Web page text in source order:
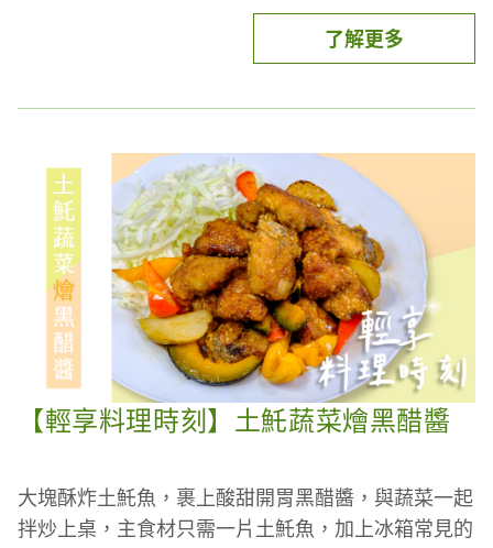
【雲嶺鮮雞】優質土雞肉🐔
產銷履歷、CAS、HACCP、HALAL清真與ISO22000
【薑黃雞腿飯】食材(1人份)
雲嶺鮮雞- 去骨土雞腿(280g/包
自然思維-有機黃金薑黃粉- 1大匙醃肉、1匙煮飯
白米- 1杯
洋蔥- 切丁，半顆
鴻禧菇- 半朵
鹽- 1匙
蒜泥- 1匙
紅椒粉- 1匙
水- 2杯，內外鍋各1杯，煮米用
配菜- 可隨興，我是用綠花椰菜與甜椒
本次示範雙杯口味：
🍌香蕉藍莓杯
🥝紅李綠果杯
參考影片步驟，食材、組合順序隨你搭，就能創造出
本次精選食材，是含有玻尿酸的【鮮乳坊玻妞優格
了解更多
【輕享料理時刻】土魠蔬菜燴黑醋醬
大塊酥炸土魠魚，裹上酸甜開胃黑醋醬，與蔬菜一起
拌炒上桌，主食材只需一片土魠魚，加上冰箱常見的